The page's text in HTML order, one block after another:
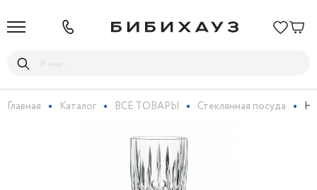
Главная Каталог ВСЕ ТОВАРЫ Стеклянная посуда